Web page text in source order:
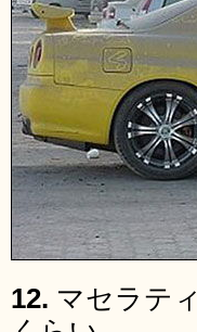
12. マセラテ